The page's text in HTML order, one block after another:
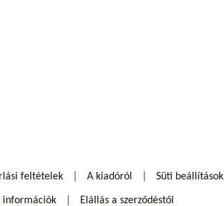
feltételek A kiadóról Süti beállítások
információk Elállás a szerződéstől